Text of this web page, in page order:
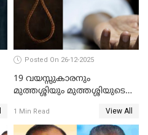
Posted On 26-12-2025
19 വയസ്സുകാരനും
മുത്തശ്ശിയും മുത്തശ്ശിയുടെ
മരിച്ചനിലയിൽ
1 Min Read View All